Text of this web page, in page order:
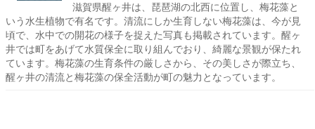
滋賀県醒ヶ井は、琵琶湖の北西に位置し、梅花藻と
いう水生植物で有名です。清流にしか生育しない梅花藻は、今が見
頃で、水中での開花の様子を捉えた写真も掲載されています。醒ヶ
井では町をあげて水質保全に取り組んでおり、綺麗な景観が保たれ
ています。梅花藻の生育条件の厳しさから、その美しさが際立ち、
醒ヶ井の清流と梅花藻の保全活動が町の魅力となっています。